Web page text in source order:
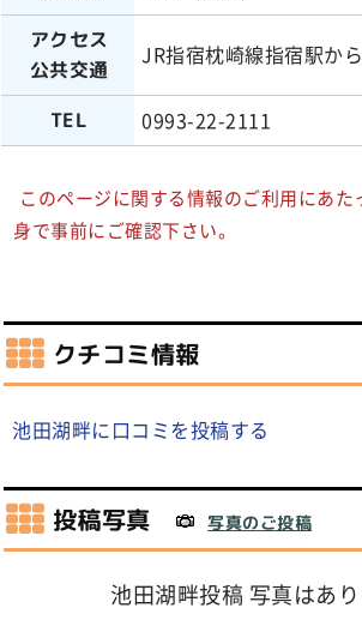
アクセス
公共交通
JR指宿枕崎線指宿駅か
TEL 0993-22-2111
このページに関する情報のご利用にあた
身で事前にご確認下さい。
クチコミ情報
池田湖畔に口コミを投稿する
投稿写真 写真のご投稿
池田湖畔投稿 写真はあ